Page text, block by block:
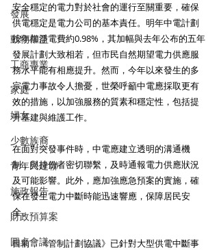
發展
動物權益
工商專業
家庭
婦女
少數族裔
青年民建聯
施政報告
財政預算案
圓桌會議
安全穩定的電力對於社會的運行至關重要，確保
供電穩定是電力公司的基本責任。明年中電計劃
按年加淨電費約0.98%，其加幅與去年公布的五年
發展計劃大致相若，但市民自然期望電力供應服
務水平能有相應提升。然而，今年以來發生的多
宗電力事故令人擔憂，世榮呼籲中電應採取更有
效的措施，以加強服務的質素和穩定性，包括提
升基建與維護工作。
在面對突發事件時，中電應建立透明的溝通機
制，與持份者密切聯繫，及時通報電力供應狀況
及可能影響。此外，應加強應急預案的實施，確
保在發生電力中斷時能迅速響應，保障居民安
全。
目前，《管制計劃協議》已針對大型供電中斷事